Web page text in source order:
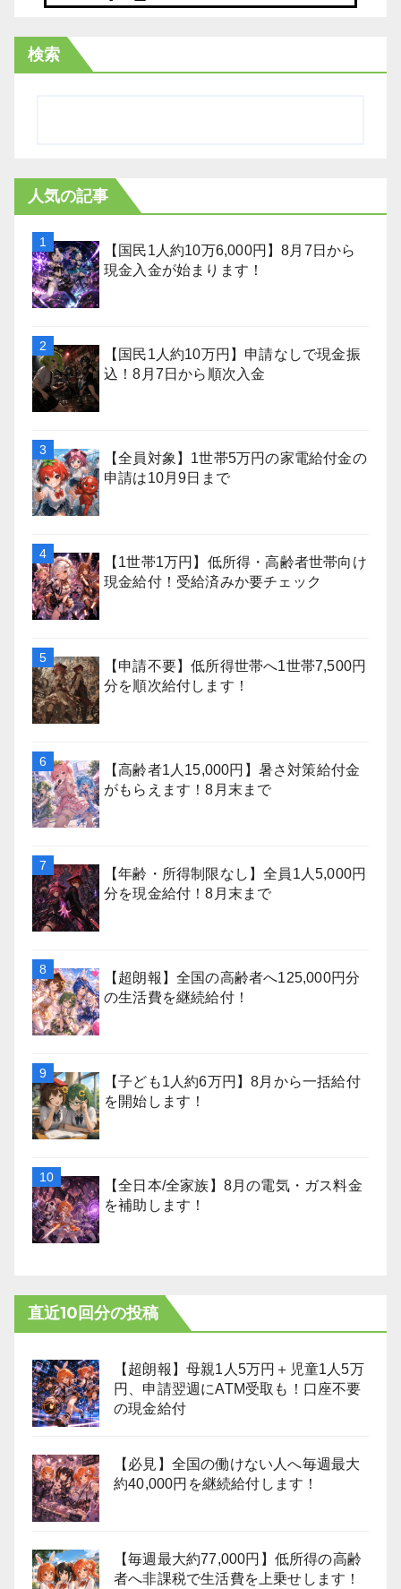
検索
人気の記事
【国民1人約10万6,000円】8月7日から
現金入金が始まります！
【国民1人約10万円】申請なしで現金振
込！8月7日から順次入金
【全員対象】1世帯5万円の家電給付金の
申請は10月9日まで
【1世帯1万円】低所得・高齢者世帯向け
現金給付！受給済みか要チェック
【申請不要】低所得世帯へ1世帯7,500円
分を順次給付します！
【高齢者1人15,000円】暑さ対策給付金
がもらえます！8月末まで
【年齢・所得制限なし】全員1人5,000円
分を現金給付！8月末まで
【超朗報】全国の高齢者へ125,000円分
の生活費を継続給付！
【子ども1人約6万円】8月から一括給付
を開始します！
【全日本/全家族】8月の電気・ガス料金
を補助します！
直近10回分の投稿
【超朗報】母親1人5万円＋児童1人5万
円、申請翌週にATM受取も！口座不要
の現金給付
【必見】全国の働けない人へ毎週最大
約40,000円を継続給付します！
【毎週最大約77,000円】低所得の高齢
者へ非課税で生活費を上乗せします！